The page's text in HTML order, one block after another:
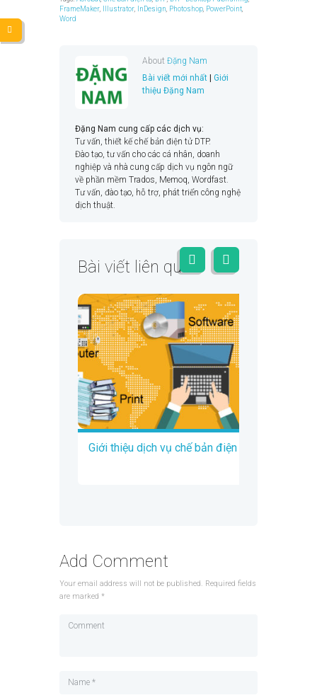
FrameMaker
Illustrator InDesign Photoshop PowerPoint
Word
AboutĐặng Nam
Bài viết mới nhất |Giới
thiệu Đặng Nam
Đặng Nam cung cấp các dịch vụ:
Tư vấn, thiết kế chế bản điện tử DTP.
Đào tạo, tư vấn cho các cá nhân, doanh
nghiệp và nhà cung cấp dịch vụ ngôn ngữ
về phần mềm Trados, Memoq, Wordfast.
Tư vấn, đào tạo, hỗ trợ, phát triển công nghệ
dịch thuật.
Bài viết liên quan
Giới thiệu dịch vụ chế bản điện tử DTP
Add Comment
Your email address will not be published. Required fields
are marked *